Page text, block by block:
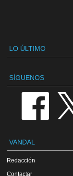
LO ÚLTIMO
SÍGUENOS
VANDAL
Redacción
Contactar